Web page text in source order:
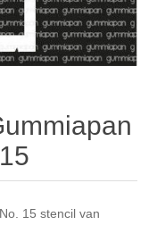
15 stencil van